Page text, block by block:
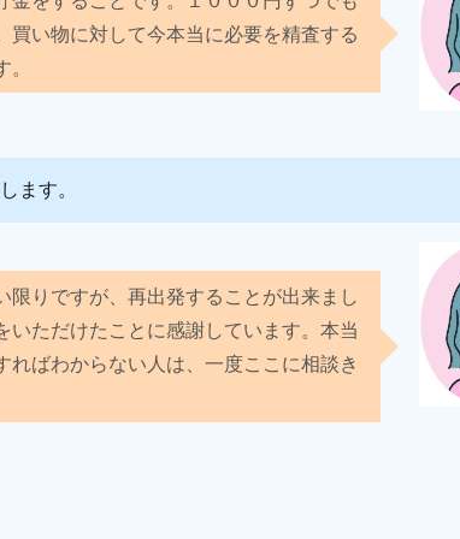
い物に対して今本当に必要を精査する
ます。
りですが、再出発することが出来まし
ただけたことに感謝しています。本当
ばわからない人は、一度ここに相談き